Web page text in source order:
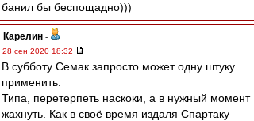
банил бы беспощадно)))
Карелин -
28 сен 2020 18:32
В субботу Семак запросто может одну штуку
применить.
Типа, перетерпеть наскоки, а в нужный момент
жахнуть. Как в своё время издаля Спартаку